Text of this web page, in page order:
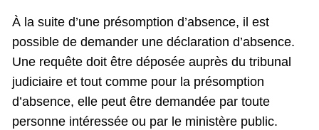
À la suite d’une présomption d’absence, il est
possible de demander une déclaration d’absence.
Une requête doit être déposée auprès du tribunal
judiciaire et tout comme pour la présomption
d’absence, elle peut être demandée par toute
personne intéressée ou par le ministère public.